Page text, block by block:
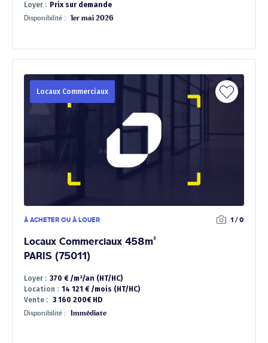
Loyer : Prix sur demande
Disponibilité : 1er mai 2026
Locaux Commerciaux
À ACHETER OU À LOUER 1 / 0
Locaux Commerciaux 458m²
PARIS (75011)
Loyer : 370 € /m²/an (HT/HC)
Location : 14 121 € /mois (HT/HC)
Vente : 3 160 200€ HD
Disponibilité : Immédiate